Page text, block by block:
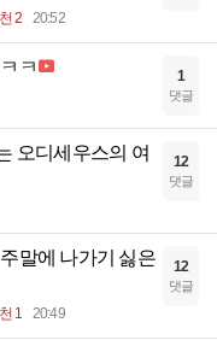
2 20:52
ㅋ 1
댓글
오디세우스의 여
12
댓글
말에 나가기 싫은
1 20:49
12
댓글